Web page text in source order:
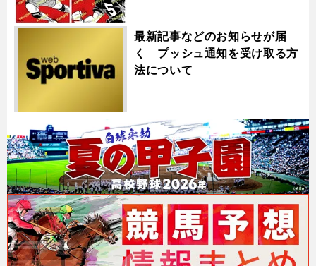
最新記事などのお知らせが届
く プッシュ通知を受け取る方
法について